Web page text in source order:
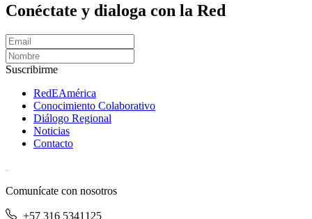
Conéctate y dialoga con la Red
Suscribirme
RedEAmérica
Conocimiento Colaborativo
Diálogo Regional
Noticias
Contacto
Comunícate con nosotros
+57 316 5341125